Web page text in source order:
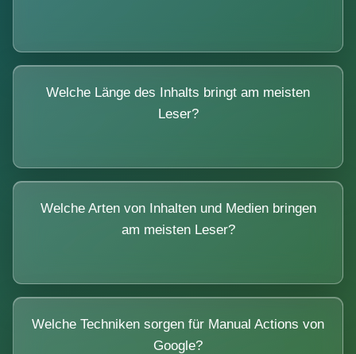
Welche Länge des Inhalts bringt am meisten
Leser?
Welche Arten von Inhalten und Medien bringen
am meisten Leser?
Welche Techniken sorgen für Manual Actions von
Google?